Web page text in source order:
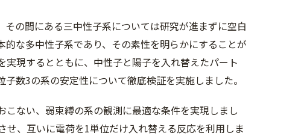
の間にある三中性子系については研究が進まずに空白
な多中性子系であり、その素性を明らかにすることが
現するとともに、中性子と陽子を入れ替えたパート
数3の系の安定性について徹底検証を実施しました。
ない、弱束縛の系の観測に最適な条件を実現しまし
、互いに電荷を1単位だけ入れ替える反応を利用しま